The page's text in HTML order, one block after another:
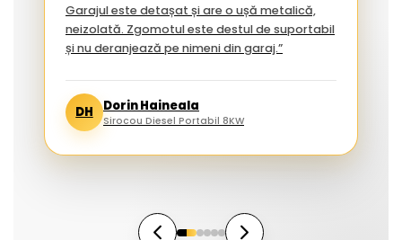
Garajul este detașat și are o ușă metalică,
neizolată. Zgomotul este destul de suportabil
și nu deranjează pe nimeni din garaj.”
DH Dorin Haineala
Sirocou Diesel Portabil 8KW